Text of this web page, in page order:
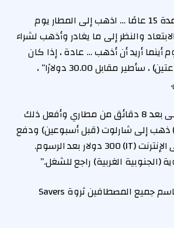
“كنت أقوم بذلك لمدة 15 عامًا … اذهب إلى المطار يوم
والنظر إلى ما يغادر وأذهب لشراء
أريد أن أذهب … عادة ، إذا كان
ذلك في غضون ساعتين) ، سأطير مقابل 30.00 دولارًا” ،
كتب آخر: “أعيش على بعد 8 دقائق من مطاري وأفعل ذلك
ذهب إلى شارلوت (قبل أسبوعين) ودفع
175 دولارًا. كان على الإنترنت (IT) 300 دولار بعد الرسوم.
(الجنوبية الغربية) راجع للشغل.”
لسوء الحظ ، لم يتقاسم جميع المصطافين ثروة Savers